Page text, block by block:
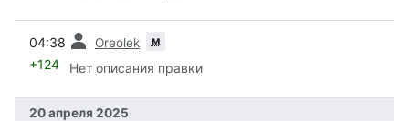
04:38 Oreolek м
+124 Нет описания правки
20 апреля 2025